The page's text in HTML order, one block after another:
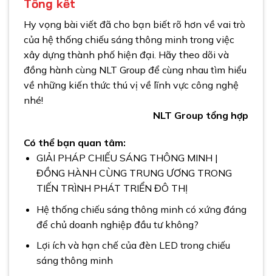
Tổng kết
Hy vọng bài viết đã cho bạn biết rõ hơn về vai trò
của hệ thống chiếu sáng thông minh trong việc
xây dựng thành phố hiện đại. Hãy theo dõi và
đồng hành cùng NLT Group để cùng nhau tìm hiểu
về những kiến thức thú vị về lĩnh vực công nghệ
nhé!
NLT Group tổng hợp
Có thể bạn quan tâm:
GIẢI PHÁP CHIẾU SÁNG THÔNG MINH |
ĐỒNG HÀNH CÙNG TRUNG ƯƠNG TRONG
TIẾN TRÌNH PHÁT TRIỂN ĐÔ THỊ
Hệ thống chiếu sáng thông minh có xứng đáng
để chủ doanh nghiệp đầu tư không?
Lợi ích và hạn chế của đèn LED trong chiếu
sáng thông minh